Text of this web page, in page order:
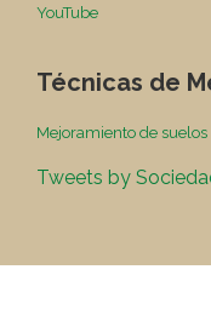
YouTube
Técnicas de
Mejoramiento de suelos
Tweets by